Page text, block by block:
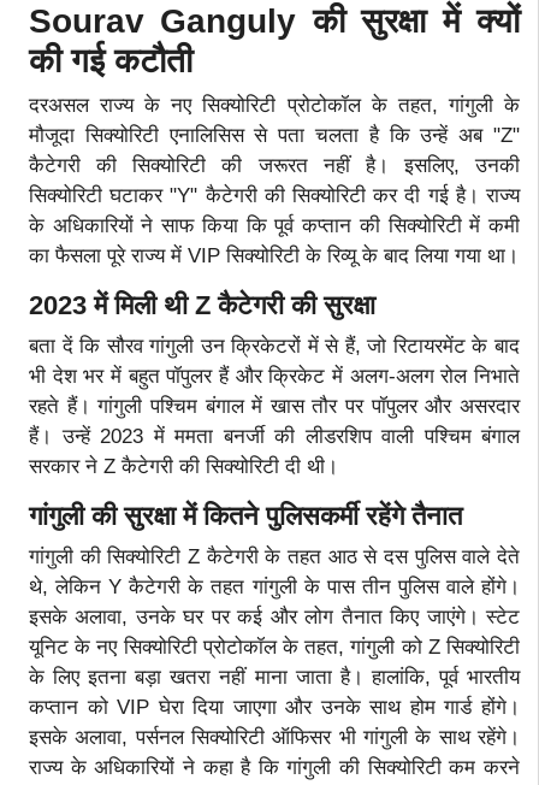
Sourav Ganguly की सुरक्षा में क्यों
की गई कटौती
दरअसल राज्य के नए सिक्योरिटी प्रोटोकॉल के तहत, गांगुली के
मौजूदा सिक्योरिटी एनालिसिस से पता चलता है कि उन्हें अब "Z"
कैटेगरी की सिक्योरिटी की जरूरत नहीं है। इसलिए, उनकी
सिक्योरिटी घटाकर "Y" कैटेगरी की सिक्योरिटी कर दी गई है। राज्य
के अधिकारियों ने साफ किया कि पूर्व कप्तान की सिक्योरिटी में कमी
का फैसला पूरे राज्य में VIP सिक्योरिटी के रिव्यू के बाद लिया गया था।
2023 में मिली थी Z कैटेगरी की सुरक्षा
बता दें कि सौरव गांगुली उन क्रिकेटरों में से हैं, जो रिटायरमेंट के बाद
भी देश भर में बहुत पॉपुलर हैं और क्रिकेट में अलग-अलग रोल निभाते
रहते हैं। गांगुली पश्चिम बंगाल में खास तौर पर पॉपुलर और असरदार
हैं। उन्हें 2023 में ममता बनर्जी की लीडरशिप वाली पश्चिम बंगाल
सरकार ने Z कैटेगरी की सिक्योरिटी दी थी।
गांगुली की सुरक्षा में कितने पुलिसकर्मी रहेंगे तैनात
गांगुली की सिक्योरिटी Z कैटेगरी के तहत आठ से दस पुलिस वाले देते
थे, लेकिन Y कैटेगरी के तहत गांगुली के पास तीन पुलिस वाले होंगे।
इसके अलावा, उनके घर पर कई और लोग तैनात किए जाएंगे। स्टेट
यूनिट के नए सिक्योरिटी प्रोटोकॉल के तहत, गांगुली को Z सिक्योरिटी
के लिए इतना बड़ा खतरा नहीं माना जाता है। हालांकि, पूर्व भारतीय
कप्तान को VIP घेरा दिया जाएगा और उनके साथ होम गार्ड होंगे।
इसके अलावा, पर्सनल सिक्योरिटी ऑफिसर भी गांगुली के साथ रहेंगे।
राज्य के अधिकारियों ने कहा है कि गांगुली की सिक्योरिटी कम करने